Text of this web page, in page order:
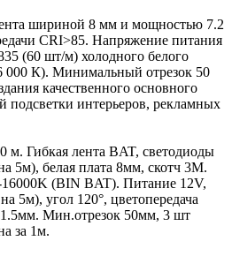
шириной 8 мм и мощностью 7.2
CRI>85. Напряжение питания
(60 шт/м) холодного белого
000 К). Минимальный отрезок 50
качественного основного
подсветки интерьеров, рекламных
м. Гибкая лента BAT, светодиоды
5м), белая плата 8мм, скотч 3М.
(BIN BAT). Питание 12V,
5м), угол 120°, цветопередача
Мин.отрезок 50мм, 3 шт
за 1м.